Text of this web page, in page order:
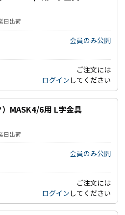
日出荷
会員のみ公開
ご注文には
ログイン してください
MASK4/6用 L字金具
日出荷
会員のみ公開
ご注文には
ログイン してください